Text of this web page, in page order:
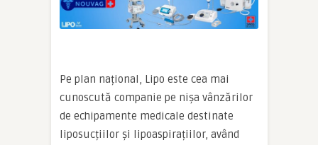
Pe plan național, Lipo este cea mai
cunoscută companie pe nișa vânzărilor
de echipamente medicale destinate
liposucțiilor și lipoaspirațiilor, având